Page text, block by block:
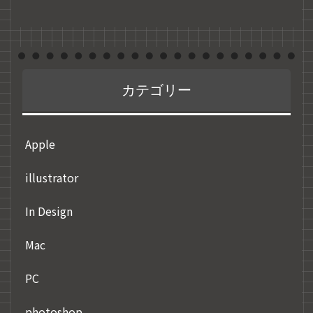
カテゴリー
Apple
illustrator
In Design
Mac
PC